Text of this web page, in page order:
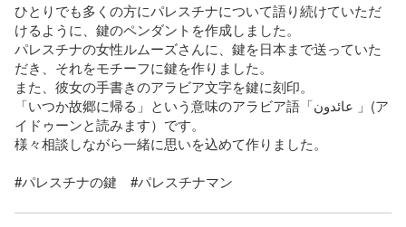
ひとりでも多くの方にパレスチナについて語り続けていただ
けるように、鍵のペンダントを作成しました。
パレスチナの女性ルムーズさんに、鍵を日本まで送っていた
だき、それをモチーフに鍵を作りました。
また、彼女の手書きのアラビア文字を鍵に刻印。
「いつか故郷に帰る」という意味のアラビア語「عائدون 」(ア
イドゥーンと読みます）です。
様々相談しながら一緒に思いを込めて作りました。
#パレスチナの鍵　#パレスチナマン